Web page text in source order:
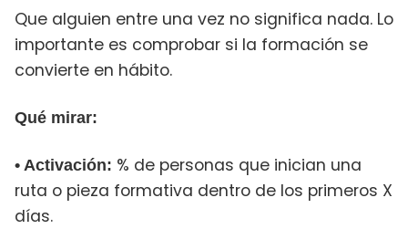
Que alguien entre una vez no significa nada. Lo
importante es comprobar si la formación se
convierte en hábito.
Qué mirar:
• Activación: % de personas que inician una
ruta o pieza formativa dentro de los primeros X
días.